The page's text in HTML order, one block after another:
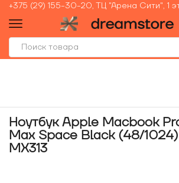
+375 (29) 155-30-20, ТЦ "Арена Сити", 1
Ноутбук Apple Macbook
Max Space Black (48/
MX313